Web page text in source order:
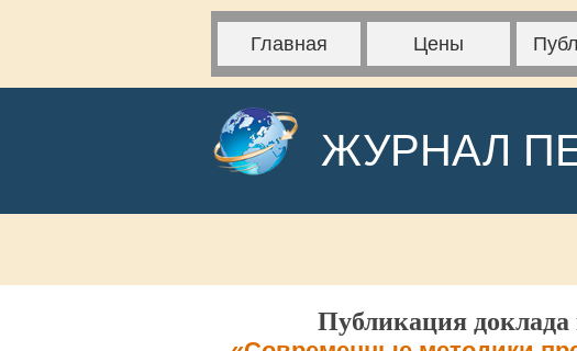
Главная Цены
ЖУРНАЛ
Публикация доклада